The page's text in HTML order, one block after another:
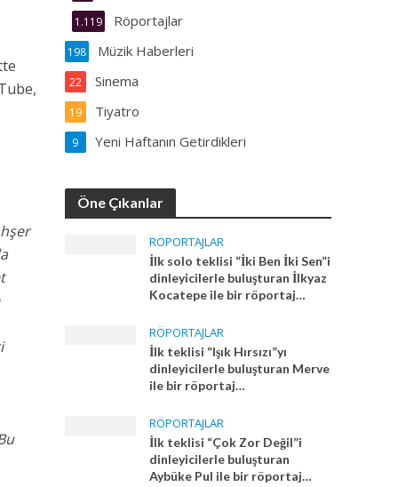
Röportajlar
1.119
Müzik Haberleri
198
Sinema
22
Tiyatro
19
Yeni Haftanın Getirdikleri
9
Öne Çıkanlar
RÖPORTAJLAR
İlk solo teklisi “İki Ben İki Sen”i
dinleyicilerle buluşturan İlkyaz
Kocatepe ile bir röportaj…
RÖPORTAJLAR
İlk teklisi “Işık Hırsızı”yı
dinleyicilerle buluşturan Merve
ile bir röportaj…
RÖPORTAJLAR
İlk teklisi “Çok Zor Değil”i
dinleyicilerle buluşturan
Aybüke Pul ile bir röportaj…